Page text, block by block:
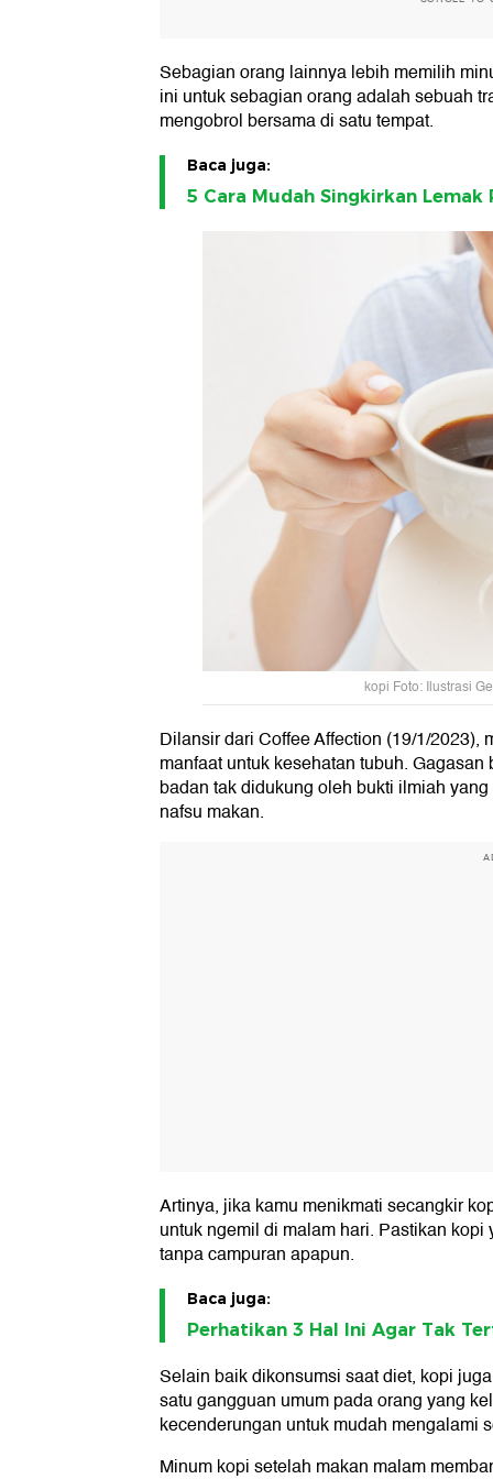
Sebagian orang lainnya lebih memilih
ini untuk sebagian orang adalah sebuah
mengobrol bersama di satu tempat.
Baca juga:
5 Cara Mudah Singkirkan
kopi Foto: Ilustrasi
Dilansir dari Coffee Affection (19/1/
manfaat untuk kesehatan tubuh.
badan tak didukung oleh bukti ilmiah
nafsu makan.
Artinya, jika kamu menikmati secangkir
untuk ngemil di malam hari. Pastikan
tanpa campuran apapun.
Baca juga:
Perhatikan 3 Hal Ini Agar Tak
Selain baik dikonsumsi saat diet, kopi
satu gangguan umum pada orang yang
kecenderungan untuk mudah mengalami
Minum kopi setelah makan malam